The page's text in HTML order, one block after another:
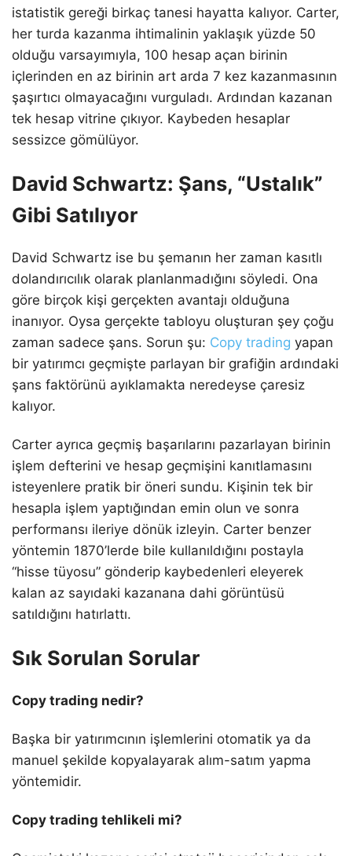
istatistik gereği birkaç tanesi hayatta kalıyor. Carter,
her turda kazanma ihtimalinin yaklaşık yüzde 50
olduğu varsayımıyla, 100 hesap açan birinin
içlerinden en az birinin art arda 7 kez kazanmasının
şaşırtıcı olmayacağını vurguladı. Ardından kazanan
tek hesap vitrine çıkıyor. Kaybeden hesaplar
sessizce gömülüyor.
David Schwartz: Şans, “Ustalık”
Gibi Satılıyor
David Schwartz ise bu şemanın her zaman kasıtlı
dolandırıcılık olarak planlanmadığını söyledi. Ona
göre birçok kişi gerçekten avantajı olduğuna
inanıyor. Oysa gerçekte tabloyu oluşturan şey çoğu
zaman sadece şans. Sorun şu: Copy trading yapan
bir yatırımcı geçmişte parlayan bir grafiğin ardındaki
şans faktörünü ayıklamakta neredeyse çaresiz
kalıyor.
Carter ayrıca geçmiş başarılarını pazarlayan birinin
işlem defterini ve hesap geçmişini kanıtlamasını
isteyenlere pratik bir öneri sundu. Kişinin tek bir
hesapla işlem yaptığından emin olun ve sonra
performansı ileriye dönük izleyin. Carter benzer
yöntemin 1870’lerde bile kullanıldığını postayla
“hisse tüyosu” gönderip kaybedenleri eleyerek
kalan az sayıdaki kazanana dahi görüntüsü
satıldığını hatırlattı.
Sık Sorulan Sorular
Copy trading nedir?
Başka bir yatırımcının işlemlerini otomatik ya da
manuel şekilde kopyalayarak alım-satım yapma
yöntemidir.
Copy trading tehlikeli mi?